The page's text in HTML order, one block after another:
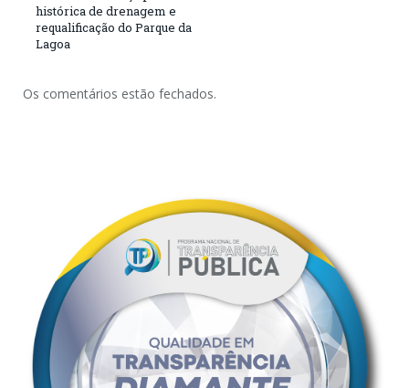
histórica de drenagem e
requalificação do Parque da
Lagoa
Os comentários estão fechados.